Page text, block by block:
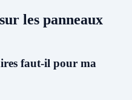
les panneaux
faut-il pour ma